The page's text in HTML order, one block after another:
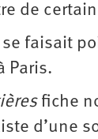
de
faisait
Paris.
fiche
d’une